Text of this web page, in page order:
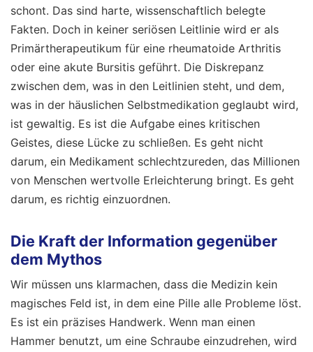
schont. Das sind harte, wissenschaftlich belegte
Fakten. Doch in keiner seriösen Leitlinie wird er als
Primärtherapeutikum für eine rheumatoide Arthritis
oder eine akute Bursitis geführt. Die Diskrepanz
zwischen dem, was in den Leitlinien steht, und dem,
was in der häuslichen Selbstmedikation geglaubt wird,
ist gewaltig. Es ist die Aufgabe eines kritischen
Geistes, diese Lücke zu schließen. Es geht nicht
darum, ein Medikament schlechtzureden, das Millionen
von Menschen wertvolle Erleichterung bringt. Es geht
darum, es richtig einzuordnen.
Die Kraft der Information gegenüber
dem Mythos
Wir müssen uns klarmachen, dass die Medizin kein
magisches Feld ist, in dem eine Pille alle Probleme löst.
Es ist ein präzises Handwerk. Wenn man einen
Hammer benutzt, um eine Schraube einzudrehen, wird